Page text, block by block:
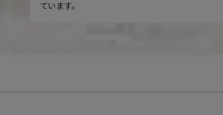
ています。